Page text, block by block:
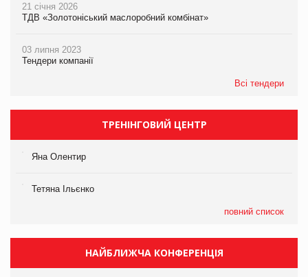
21 січня 2026
ТДВ «Золотоніський маслоробний комбінат»
03 липня 2023
Тендери компанії
Всі тендери
ТРЕНІНГОВИЙ ЦЕНТР
Яна Олентир
Тетяна Ільєнко
повний список
НАЙБЛИЖЧА КОНФЕРЕНЦІЯ